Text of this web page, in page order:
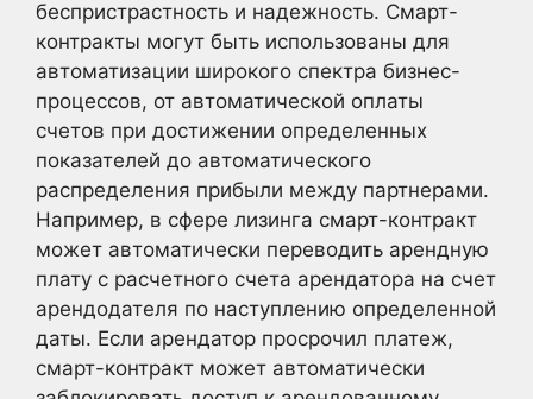
беспристрастность и надежность. Смарт-
контракты могут быть использованы для
автоматизации широкого спектра бизнес-
процессов, от автоматической оплаты
счетов при достижении определенных
показателей до автоматического
распределения прибыли между партнерами.
Например, в сфере лизинга смарт-контракт
может автоматически переводить арендную
плату с расчетного счета арендатора на счет
арендодателя по наступлению определенной
даты. Если арендатор просрочил платеж,
смарт-контракт может автоматически